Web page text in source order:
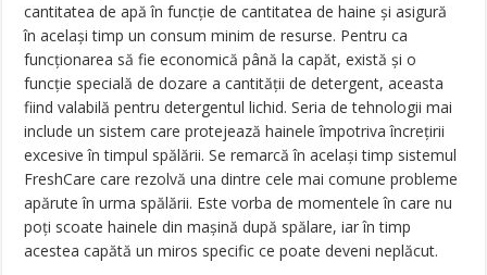
cantitatea de apă în funcție de cantitatea de haine și asigură
în același timp un consum minim de resurse. Pentru ca
funcționarea să fie economică până la capăt, există și o
funcție specială de dozare a cantității de detergent, aceasta
fiind valabilă pentru detergentul lichid. Seria de tehnologii mai
include un sistem care protejează hainele împotriva încrețirii
excesive în timpul spălării. Se remarcă în același timp sistemul
FreshCare care rezolvă una dintre cele mai comune probleme
apărute în urma spălării. Este vorba de momentele în care nu
poți scoate hainele din mașină după spălare, iar în timp
acestea capătă un miros specific ce poate deveni neplăcut.